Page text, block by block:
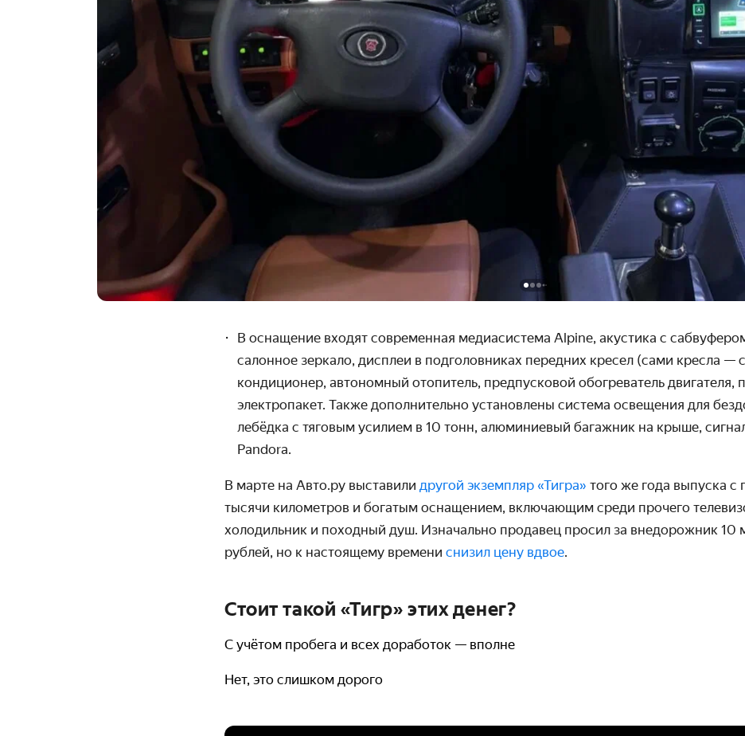
В оснащение входят современная медиасистема Alpine, акустика с
салонное зеркало, дисплеи в подголовниках передних кресел (сами кресла —
кондиционер, автономный отопитель, предпусковой обогреватель двигателя,
электропакет. Также дополнительно установлены система освещения для
лебёдка с тяговым усилием в 10 тонн, алюминиевый багажник на крыше,
Pandora.
В марте на Авто.ру выставили другой экземпляр «Тигра» того же года выпуска с
тысячи километров и богатым оснащением, включающим среди прочего
холодильник и походный душ. Изначально продавец просил за внедорожник 10
рублей, но к настоящему времени снизил цену вдвое.
Стоит такой «Тигр» этих денег?
С учётом пробега и всех доработок — вполне
Нет, это слишком дорого